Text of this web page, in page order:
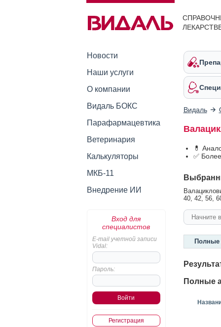
Новости
Наши услуги
О компании
Видаль БОКС
Парафармацевтика
Ветеринария
Калькуляторы
МКБ-11
Внедрение ИИ
Вход для
специалистов
E-mail учетной записи
Vidal:
Пароль:
Регистрация
Видаль
💊
✅
40, 42, 56,
Полные
Полные